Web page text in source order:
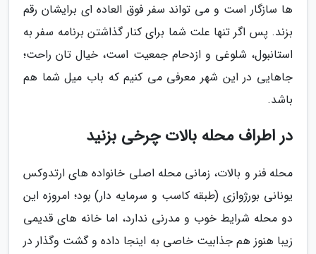
ها سازگار است و می تواند سفر فوق العاده ای برایشان رقم
بزند. پس اگر تنها علت شما برای کنار گذاشتن برنامه سفر به
استانبول، شلوغی و ازدحام جمعیت است، خیال تان راحت؛
جاهایی در این شهر معرفی می کنیم که باب میل شما هم
باشد.
در اطراف محله بالات چرخی بزنید
محله فنر و بالات، زمانی محله اصلی خانواده های ارتدوکس
یونانی بورژوازی (طبقه کاسب و سرمایه دار) بود؛ امروزه این
دو محله شرایط خوب و مدرنی ندارد، اما خانه های قدیمی
زیبا هنوز هم جذابیت خاصی به اینجا داده و گشت وگذار در